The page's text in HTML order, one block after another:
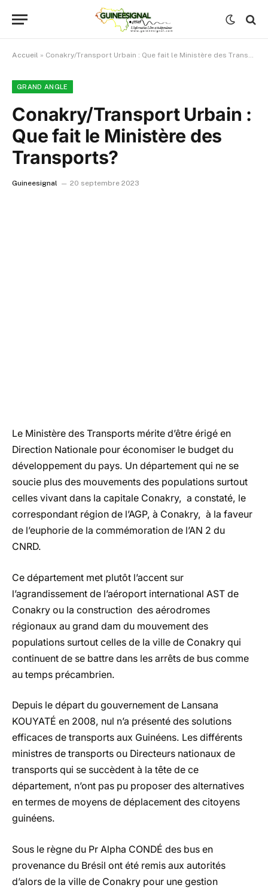
Accueil » Conakry/Transport Urbain : Que fait le Ministère des Transports?
GRAND ANGLE
Conakry/Transport Urbain :
Que fait le Ministère des
Transports?
Guineesignal 20 septembre 2023
Le Ministère des Transports mérite d’être érigé en
Direction Nationale pour économiser le budget du
développement du pays. Un département qui ne se
soucie plus des mouvements des populations surtout
celles vivant dans la capitale Conakry, a constaté, le
correspondant région de l’AGP, à Conakry, à la faveur
de l’euphorie de la commémoration de l’AN 2 du
CNRD.
Ce département met plutôt l’accent sur
l’agrandissement de l’aéroport international AST de
Conakry ou la construction des aérodromes
régionaux au grand dam du mouvement des
populations surtout celles de la ville de Conakry qui
continuent de se battre dans les arrêts de bus comme
au temps précambrien.
Depuis le départ du gouvernement de Lansana
KOUYATÉ en 2008, nul n’a présenté des solutions
efficaces de transports aux Guinéens. Les différents
ministres de transports ou Directeurs nationaux de
transports qui se succèdent à la tête de ce
département, n’ont pas pu proposer des alternatives
en termes de moyens de déplacement des citoyens
guinéens.
Sous le règne du Pr Alpha CONDÉ des bus en
provenance du Brésil ont été remis aux autorités
d’alors de la ville de Conakry pour une gestion